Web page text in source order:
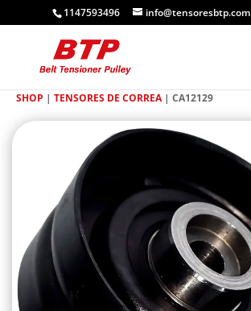
1147593496 info@tensoresbtp.com
SHOP | TENSORES DE CORREA| CA12129